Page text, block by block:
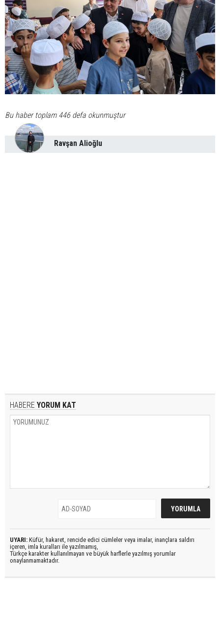
Bu haber toplam 446 defa okunmuştur
Ravşan Alioğlu
HABERE YORUM KAT
UYARI: Küfür, hakaret, rencide edici cümleler veya imalar, inançlara saldırı
içeren, imla kuralları ile yazılmamış,
Türkçe karakter kullanılmayan ve büyük harflerle yazılmış yorumlar
onaylanmamaktadır.